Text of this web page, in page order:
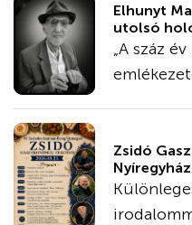
Elhunyt
utolsó
„A száz
Zsidó